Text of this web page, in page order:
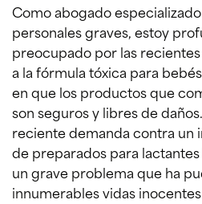
Como abogado
personales graves, estoy
preocupado por las
a la fórmula tóxica para
en que los productos que
son seguros y libres de
reciente demanda contra
de preparados para
un grave problema que ha
innumerables vidas